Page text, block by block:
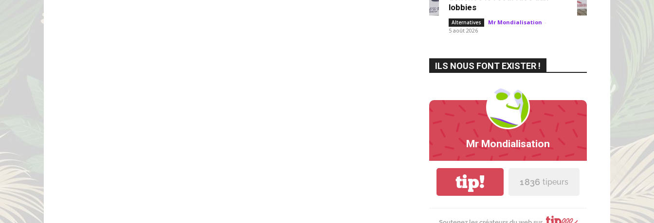
lobbies
Alternatives Mr Mondialisation -
5 août 2026
ILS NOUS FONT EXISTER !
Mr Mondialisation
tip! 1 836 tipeurs